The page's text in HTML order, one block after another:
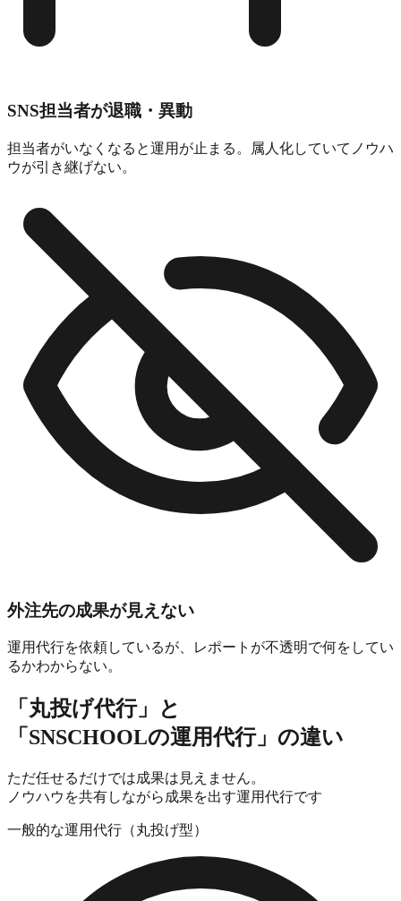
SNS担当者が退職・異動
担当者がいなくなると運用が止まる。属人化していてノウハ
ウが引き継げない。
外注先の成果が見えない
運用代行を依頼しているが、レポートが不透明で何をしてい
るかわからない。
「丸投げ代行」と
「SNSCHOOLの運用代行」の違い
ただ任せるだけでは成果は見えません。
ノウハウを共有しながら成果を出す運用代行です
一般的な運用代行（丸投げ型）